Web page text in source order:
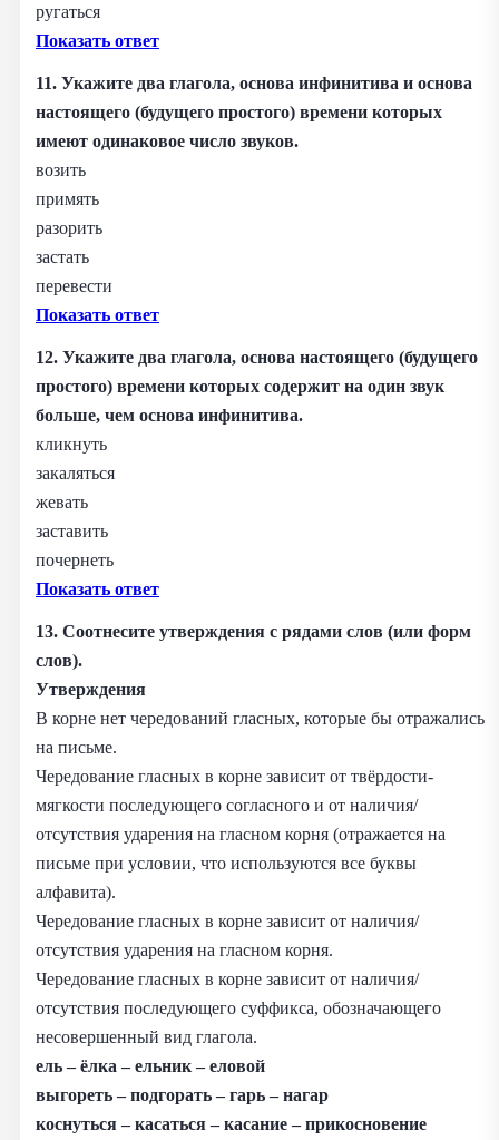
ругаться
Показать ответ
11. Укажите два глагола, основа инфинитива и основа
настоящего (будущего простого) времени которых
имеют одинаковое число звуков.
возить
примять
разорить
застать
перевести
Показать ответ
12. Укажите два глагола, основа настоящего (будущего
простого) времени которых содержит на один звук
больше, чем основа инфинитива.
кликнуть
закаляться
жевать
заставить
почернеть
Показать ответ
13. Соотнесите утверждения с рядами слов (или форм
слов).
Утверждения
В корне нет чередований гласных, которые бы отражались
на письме.
Чередование гласных в корне зависит от твёрдости-
мягкости последующего согласного и от наличия/
отсутствия ударения на гласном корня (отражается на
письме при условии, что используются все буквы
алфавита).
Чередование гласных в корне зависит от наличия/
отсутствия ударения на гласном корня.
Чередование гласных в корне зависит от наличия/
отсутствия последующего суффикса, обозначающего
несовершенный вид глагола.
ель – ёлка – ельник – еловой
выгореть – подгорать – гарь – нагар
коснуться – касаться – касание – прикосновение